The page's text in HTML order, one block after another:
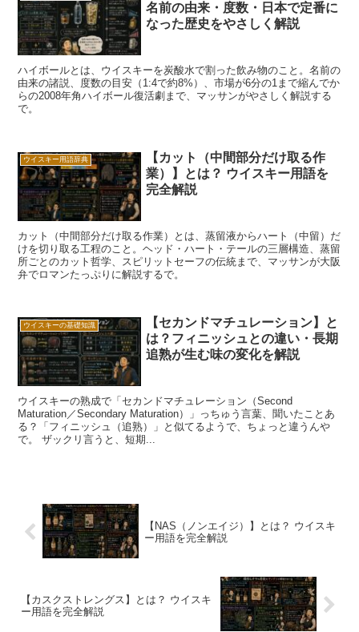
名前の由来・度数・日本で定番に
なった歴史をやさしく解説
ハイボールとは、ウイスキーを炭酸水で割った飲み物のこと。名前の
由来の諸説、度数の目安（1:4で約8%）、市場が6分の1まで縮んでか
らの2008年角ハイボール復活劇まで、マッサンがやさしく解説する
で。
ウイスキー用語辞典
【カット（中間部分だけ取る作
業）】とは？ ウイスキー用語を
完全解説
カット（中間部分だけ取る作業）とは、蒸留液からハート（中留）だ
けを切り取る工程のこと。ヘッド・ハート・テールの三層構造、蒸留
所ごとのカット哲学、スピリットセーフの伝統まで、マッサンが大阪
弁でロマンたっぷりに解説するで。
ウイスキーの基礎知識
【セカンドマチュレーション】と
は？フィニッシュとの違い・長期
追熟が生む味の変化を解説
ウイスキーの熟成で「セカンドマチュレーション（Second
Maturation／Secondary Maturation）」っちゅう言葉、聞いたことあ
る？「フィニッシュ（追熟）」と似てるようで、ちょっと違うんや
で。 ザックリ言うと、短期...
【NAS（ノンエイジ）】とは？ ウイスキ
ー用語を完全解説
【カスクストレングス】とは？ ウイスキ
ー用語を完全解説